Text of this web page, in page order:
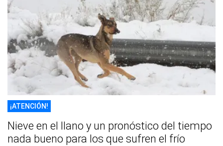
¡ATENCIÓN!
Nieve en el llano y un pronóstico del tiempo
nada bueno para los que sufren el frío